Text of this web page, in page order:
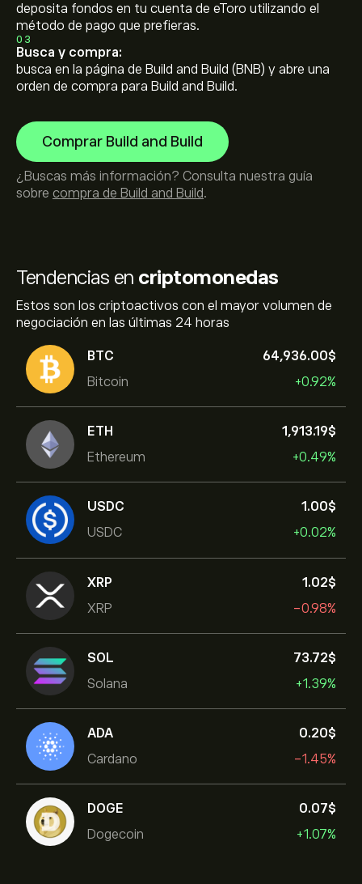
Tendencias en criptomonedas
Estos son los criptoactivos con el mayor volumen de
negociación en las últimas 24 horas
BTC
Bitcoin
64,936.00‎$‎
+0.92%
ETH
Ethereum
1,913.19‎$‎
+0.49%
USDC
USDC
1.00‎$‎
+0.02%
XRP
XRP
1.02‎$‎
-0.98%
SOL
Solana
73.72‎$‎
+1.39%
ADA
Cardano
0.20‎$‎
-1.45%
DOGE
Dogecoin
0.07‎$‎
+1.07%
deposita fondos en tu cuenta de eToro utilizando el
método de pago que prefieras.
03
Busca y compra:
busca en la página de Build and Build (BNB) y abre una
orden de compra para Build and Build.
Comprar Build and Build
¿Buscas más información? Consulta nuestra guía
sobre compra de Build and Build.